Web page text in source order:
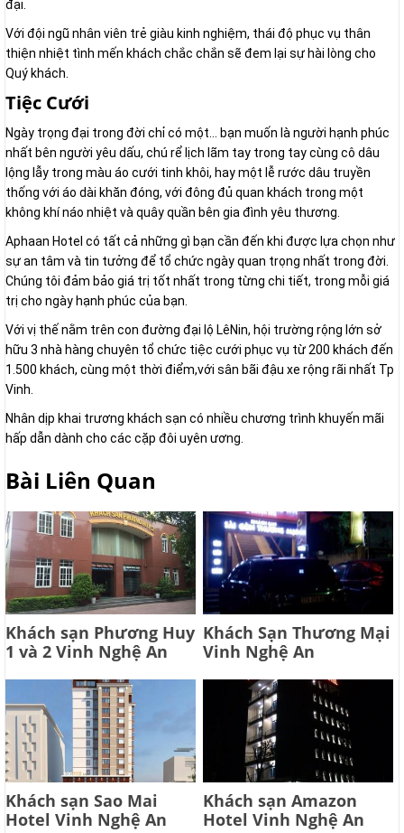
đại.
Với đội ngũ nhân viên trẻ giàu kinh nghiệm, thái độ phục vụ thân
thiện nhiệt tình mến khách chắc chắn sẽ đem lại sự hài lòng cho
Quý khách.
Tiệc Cưới
Ngày trọng đại trong đời chỉ có một… bạn muốn là người hạnh phúc
nhất bên người yêu dấu, chú rể lịch lãm tay trong tay cùng cô dâu
lộng lẫy trong màu áo cưới tinh khôi, hay một lễ rước dâu truyền
thống với áo dài khăn đóng, với đông đủ quan khách trong một
không khí náo nhiệt và quây quần bên gia đình yêu thương.
Aphaan Hotel có tất cả những gì bạn cần đến khi được lựa chọn như
sự an tâm và tin tưởng để tổ chức ngày quan trọng nhất trong đời.
Chúng tôi đảm bảo giá trị tốt nhất trong từng chi tiết, trong mỗi giá
trị cho ngày hạnh phúc của bạn.
Với vị thế nằm trên con đường đại lộ LêNin, hội trường rộng lớn sở
hữu 3 nhà hàng chuyên tổ chức tiệc cưới phục vụ từ 200 khách đến
1.500 khách, cùng một thời điểm,với sân bãi đậu xe rộng rãi nhất Tp
Vinh.
Nhân dịp khai trương khách sạn có nhiều chương trình khuyến mãi
hấp dẫn dành cho các cặp đôi uyên ương.
Bài Liên Quan
Khách sạn Phương Huy
1 và 2 Vinh Nghệ An
Khách Sạn Thương Mại
Vinh Nghệ An
Khách sạn Sao Mai
Hotel Vinh Nghệ An
Khách sạn Amazon
Hotel Vinh Nghệ An